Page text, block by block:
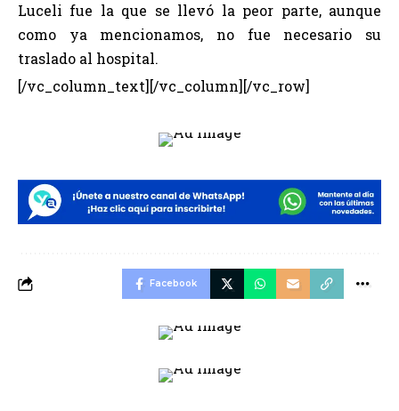
Luceli fue la que se llevó la peor parte, aunque
como ya mencionamos, no fue necesario su
traslado al hospital.
[/vc_column_text][/vc_column][/vc_row]
Facebook